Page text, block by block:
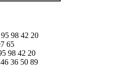
98 42 20
65
98 42 20
36 50 89